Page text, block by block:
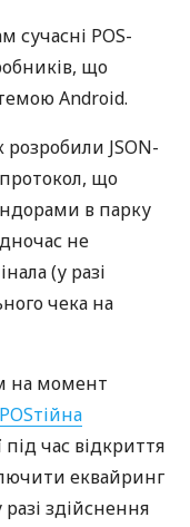
сучасні POS-
що
Android.
JSON-
що
в парку
не
(у разі
чека на
на момент
час відкриття
еквайринг
здійснення